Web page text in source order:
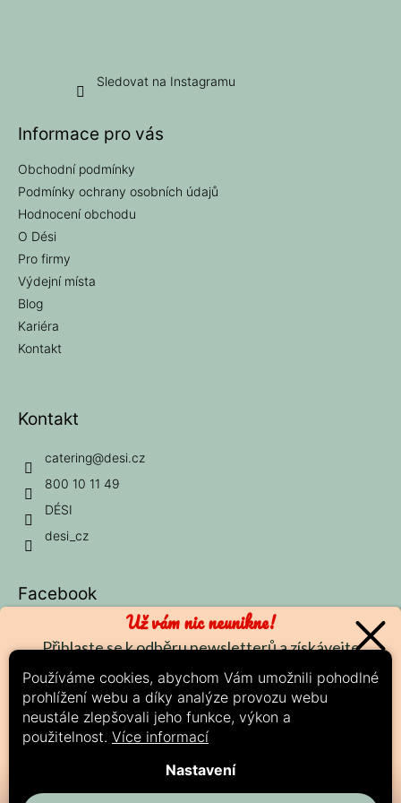
Používáme cookies, abychom Vám umožnili pohodlné
prohlížení webu a díky analýze provozu webu
neustále zlepšovali jeho funkce, výkon a
použitelnost. Více informací
Nastavení
Sledovat na Instagramu
Informace pro vás
Obchodní podmínky
Podmínky ochrany osobních údajů
Hodnocení obchodu
O Dési
Pro firmy
Výdejní místa
Blog
Kariéra
Kontakt
Kontakt
catering@desi.cz
800 10 11 49
DÉSI
desi_cz
Facebook
Možnosti platby:
Už vám nic neunikne!
Přihlaste se k odběru newsletterů a získávejte
aktuálních slevách.